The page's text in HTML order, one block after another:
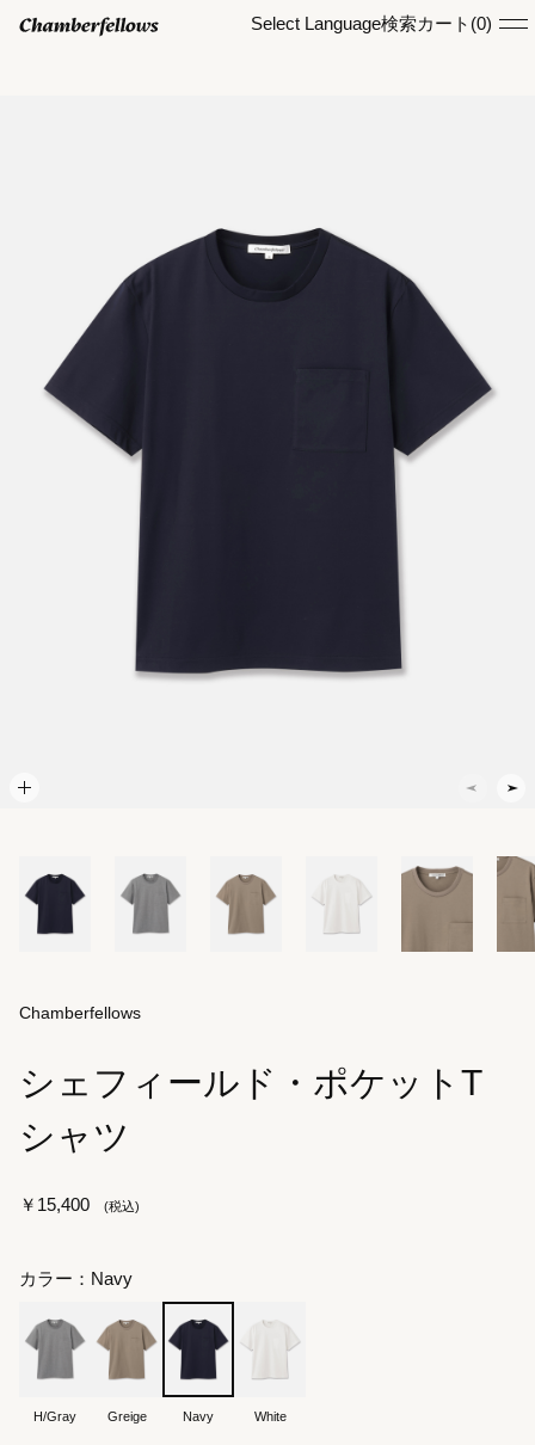
Select Language検索カート(0)
コレクション
店舗
シェフィールド・ポケットT
シャツ
￥15,400
Chamberfellows
カラー：Navy
H/Gray Greige Navy White